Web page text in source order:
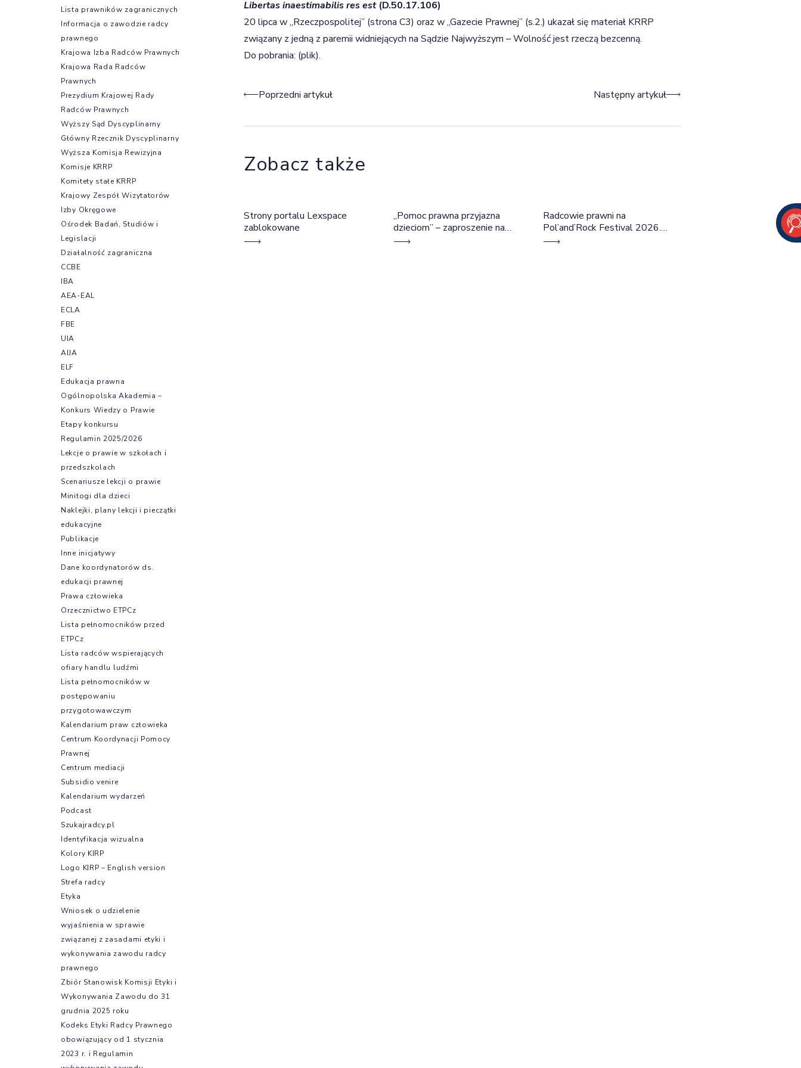
Libertas inaestimabilis res est(D.50.17.106)
20 lipca w „Rzeczpospolitej” (strona C3) oraz w „Gazecie Prawnej” (s.2.) ukazał się materiał KRRP
związany z jedną z paremii widniejących na Sądzie Najwyższym – Wolność jest rzeczą bezcenną.
Do pobrania: (plik).
Nawigacja wpisu
Poprzedni artykuł Następny artykuł
Zobacz także
Strony portalu Lexspace
zablokowane
„Pomoc prawna przyjazna
dzieciom” – zaproszenie na
szkolenie
Radcowie prawni na
Pol’and’Rock Festival 2026.
Cztery dni rozmów, edukacji i
Lista prawników zagranicznych
Informacja o zawodzie radcy
prawnego
Krajowa Izba Radców Prawnych
Krajowa Rada Radców
Prawnych
Prezydium Krajowej Rady
Radców Prawnych
Wyższy Sąd Dyscyplinarny
Główny Rzecznik Dyscyplinarny
Wyższa Komisja Rewizyjna
Komisje KRRP
Komitety stałe KRRP
Krajowy Zespół Wizytatorów
Izby Okręgowe
Ośrodek Badań, Studiów i
Legislacji
Działalność zagraniczna
CCBE
IBA
AEA-EAL
ECLA
FBE
UIA
AIJA
ELF
Edukacja prawna
Ogólnopolska Akademia –
Konkurs Wiedzy o Prawie
Etapy konkursu
Regulamin 2025/2026
Lekcje o prawie w szkołach i
przedszkolach
Scenariusze lekcji o prawie
Minitogi dla dzieci
Naklejki, plany lekcji i pieczątki
edukacyjne
Publikacje
Inne inicjatywy
Dane koordynatorów ds.
edukacji prawnej
Prawa człowieka
Orzecznictwo ETPCz
Lista pełnomocników przed
ETPCz
Lista radców wspierających
ofiary handlu ludźmi
Lista pełnomocników w
postępowaniu
przygotowawczym
Kalendarium praw człowieka
Centrum Koordynacji Pomocy
Prawnej
Centrum mediacji
Subsidio venire
Kalendarium wydarzeń
Podcast
Szukajradcy.pl
Identyfikacja wizualna
Kolory KIRP
Logo KIRP – English version
Strefa radcy
Etyka
Wniosek o udzielenie
wyjaśnienia w sprawie
związanej z zasadami etyki i
wykonywania zawodu radcy
prawnego
Zbiór Stanowisk Komisji Etyki i
Wykonywania Zawodu do 31
grudnia 2025 roku
Kodeks Etyki Radcy Prawnego
obowiązujący od 1 stycznia
2023 r. i Regulamin